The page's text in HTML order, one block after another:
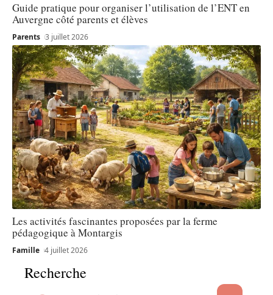
Guide pratique pour organiser l’utilisation de l’ENT en
Auvergne côté parents et élèves
Parents 3 juillet 2026
Les activités fascinantes proposées par la ferme
pédagogique à Montargis
Famille 4 juillet 2026
Recherche